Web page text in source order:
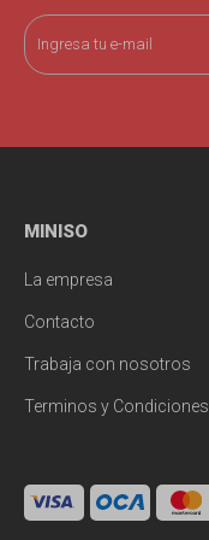
MINISO
La empresa
Contacto
Trabaja con nosotros
Terminos y Condiciones